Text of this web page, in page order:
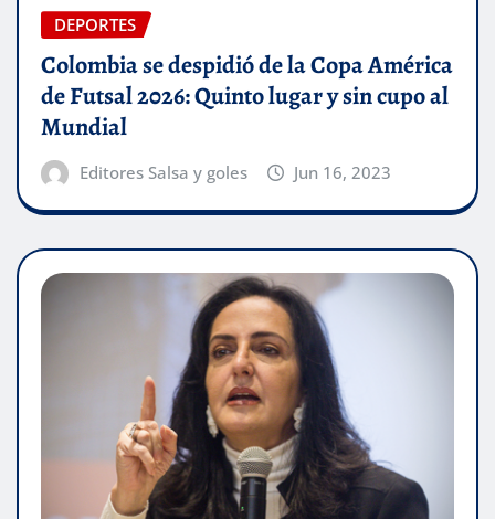
DEPORTES
Colombia se despidió de la Copa América
de Futsal 2026: Quinto lugar y sin cupo al
Mundial
Editores Salsa y goles Jun 16, 2023